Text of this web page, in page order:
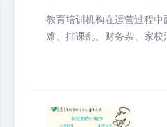
教育培训机构在运营过程
难、排课乱、财务杂、家校